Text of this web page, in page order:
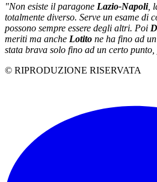
"Non esiste il paragone Lazio-Napoli,
totalmente diverso. Serve un esame di
possono sempre essere degli altri. Poi
meriti ma anche Lotito ne ha fino ad
stata brava solo fino ad un certo
© RIPRODUZIONE RISERVATA